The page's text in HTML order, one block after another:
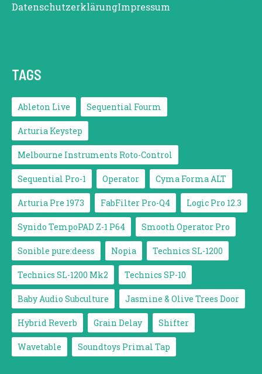
DatenschutzerklärungImpressum
TAGS
Ableton Live Sequential Fourm
Arturia Keystep
Melbourne Instruments Roto-Control
Sequential Pro-1 Operator Cyma Forma ALT
Arturia Pre 1973 FabFilter Pro-Q4 Logic Pro 12.3
Synido TempoPAD Z-1 P64 Smooth Operator Pro
Sonible pure:deess Nopia Technics SL-1200
Technics SL-1200 Mk2 Technics SP-10
Baby Audio Subculture Jasmine & Olive Trees Door
Hybrid Reverb Grain Delay Shifter
Wavetable Soundtoys Primal Tap